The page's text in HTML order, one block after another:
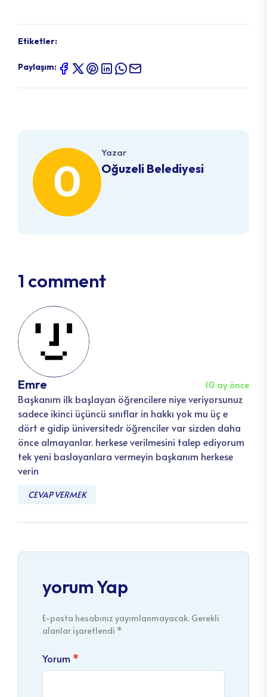
Etiketler:
Paylaşım:
Yazar
Oğuzeli Belediyesi
1 comment
Başkanım ilk başlayan öğrencilere niye veriyorsunuz
sadece ikinci üçüncü sınıflar in hakkı yok mu üç e
dört e gidip üniversitedr öğrenciler var sizden daha
önce almayanlar. herkese verilmesini talep ediyorum
tek yeni baslayanlara vermeyin başkanım herkese
verin
Emre 10 ay önce
CEVAP VERMEK
yorum Yap
E-posta hesabınız yayımlanmayacak. Gerekli
alanlar işaretlendi *
Yorum